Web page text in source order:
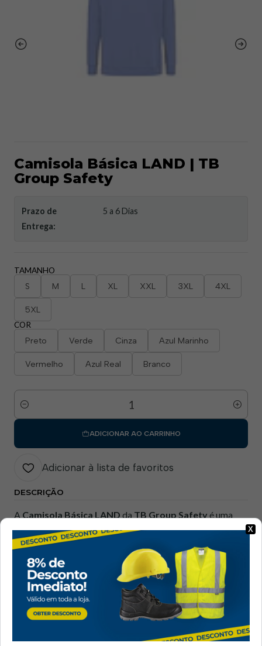
Camisola Básica LAND | TB
Group Safety
Prazo de
Entrega:
5 a 6 Dias
TAMANHO
S M L XL XXL 3XL 4XL
5XL
COR
Preto Verde Cinza Azul Marinho
Vermelho Azul Real Branco
Quantidade
ADICIONAR AO CARRINHO
Adicionar à lista de favoritos
DESCRIÇÃO
A Camisola Básica LAND da TB Group Safety é uma
peça de vestuário profissional concebida para
proporcionarconforto, resistência e versatilidade
uso diário. Com um design simples e corte clássico, é ideal
para ambientes de trabalho gerais, fardamento de equipas
ou utilização profissional sem requisitos específicos de
proteção.
Ler mais
X